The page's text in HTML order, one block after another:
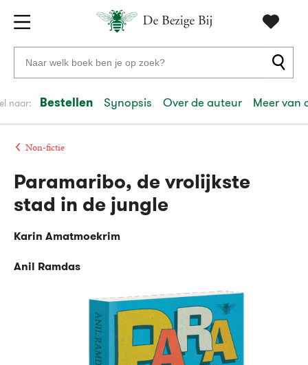
Gratis
verzending
vanaf
20
euro
Voor
23:59
volgendein
Veiligbetalen
retourneren
Zoeken
naar
auteurs
en
uitgevers
naar: Bestellen Synopsis Over de auteur Meer van
Non-fictie
Paramaribo, de vrolijkste
stad in de jungle
Karin Amatmoekrim
Anil Ramdas